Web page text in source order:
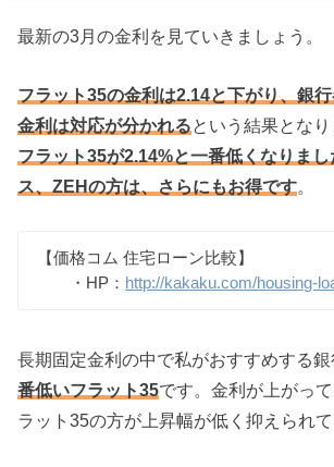
最新の3月の金利を見ていきましょう。
フラット35の金利は2.14と下がり、銀
金利は対応が分かれるという結果とな
フラット35が2.14%と一番低くなりま
ス、ZEHの方は、さらにもお得です。
【価格コム 住宅ローン比較】
・HP： http://kakaku.com/housing-
長期固定金利の中で私がおすすめする
番低いフラット35です。金利が上がっ
ラット35の方が上昇幅が低く抑えられて